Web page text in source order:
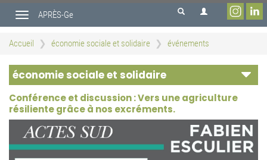
contenu
Toggle
navigation
APRÈS-Ge
Accueil économie sociale et solidaire événements
économie sociale et solidaire
Conférence et discussion : Vers une agriculture
résiliente grâce à nos excréments.